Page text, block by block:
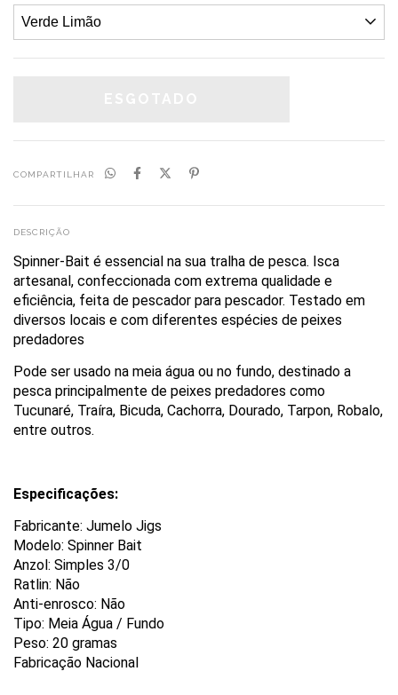
COMPARTILHAR
DESCRIÇÃO
Spinner-Bait é essencial na sua tralha de pesca. Isca
artesanal, confeccionada com extrema qualidade e
eficiência, feita de pescador para pescador. Testado em
diversos locais e com diferentes espécies de peixes
predadores
Pode ser usado na meia água ou no fundo, destinado a
pesca principalmente de peixes predadores como
Tucunaré, Traíra, Bicuda, Cachorra, Dourado, Tarpon, Robalo,
entre outros.
Especificações:
Fabricante: Jumelo Jigs
Modelo: Spinner Bait
Anzol: Simples 3/0
Ratlin: Não
Anti-enrosco: Não
Tipo: Meia Água / Fundo
Peso: 20 gramas
Fabricação Nacional